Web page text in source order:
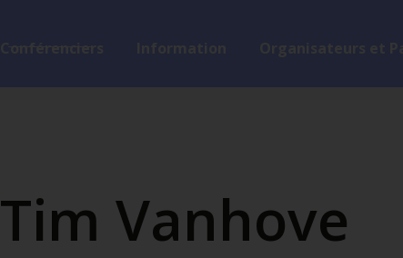
Tim Vanhove